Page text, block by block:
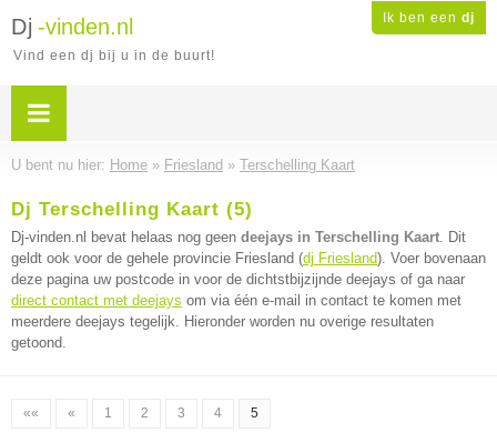
Ik ben een dj
Dj -vinden.nl
Vind een dj bij u in de buurt!
U bent nu hier: Home » Friesland » Terschelling Kaart
Dj Terschelling Kaart (5)
Dj-vinden.nl bevat helaas nog geen deejays in Terschelling Kaart. Dit
geldt ook voor de gehele provincie Friesland (dj Friesland). Voer bovenaan
deze pagina uw postcode in voor de dichtstbijzijnde deejays of ga naar
direct contact met deejays om via één e-mail in contact te komen met
meerdere deejays tegelijk. Hieronder worden nu overige resultaten
getoond.
«« « 1 2 3 4 5